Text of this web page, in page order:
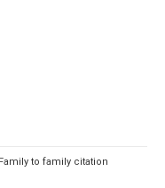
to family citation